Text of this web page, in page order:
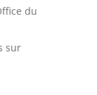
du
sur